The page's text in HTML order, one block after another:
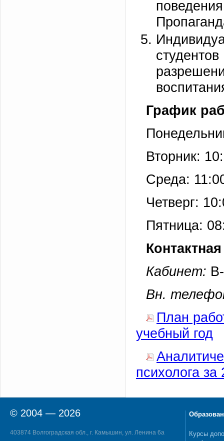
График
Вторник:
Среда:
Четверг:
Пятница:
Кабинет:
Вн.
План
учебный год
психолога
© 2004 — 2026
403874 Волгоградская обл., г. Камышин, ул. Ленина 6а
Курсы